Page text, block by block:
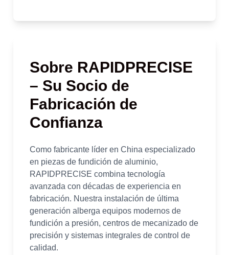
Sobre RAPIDPRECISE
– Su Socio de
Fabricación de
Confianza
Como fabricante líder en China especializado
en piezas de fundición de aluminio,
RAPIDPRECISE combina tecnología
avanzada con décadas de experiencia en
fabricación. Nuestra instalación de última
generación alberga equipos modernos de
fundición a presión, centros de mecanizado de
precisión y sistemas integrales de control de
calidad.